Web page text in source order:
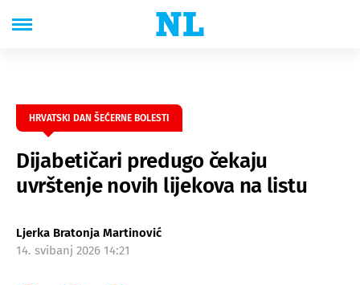
HRVATSKI DAN ŠEĆERNE BOLESTI
Dijabetičari predugo čekaju
uvrštenje novih lijekova na listu
Ljerka Bratonja Martinović
14. svibanj 2026 14:21